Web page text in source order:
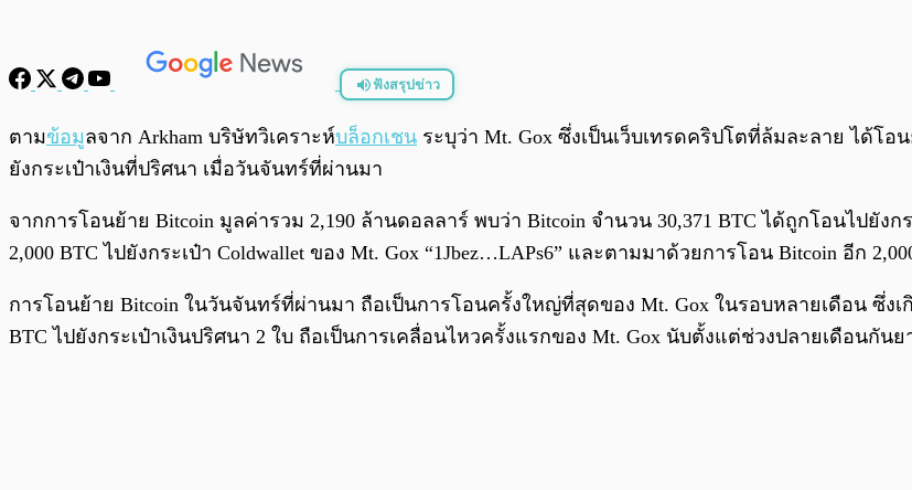
ฟังสรุปข่าว
ตามข้อมูลจาก Arkham บริษัทวิเคราะห์บล็อกเชน ระบุว่า Mt. Gox ซึ่งเป็นเว็บเทรดคริปโตที่ล้มละลาย ได้โอ
ยังกระเป๋าเงินที่ปริศนา เมื่อวันจันทร์ที่ผ่านมา
จากการโอนย้าย Bitcoin มูลค่ารวม 2,190 ล้านดอลลาร์ พบว่า Bitcoin จำนวน 30,371 BTC ได้ถูกโอนไปยัง
2,000 BTC ไปยังกระเป๋า Coldwallet ของ Mt. Gox “1Jbez…LAPs6” และตามมาด้วยการโอน Bitcoin อีก
การโอนย้าย Bitcoin ในวันจันทร์ที่ผ่านมา ถือเป็นการโอนครั้งใหญ่ที่สุดของ Mt. Gox ในรอบหลายเดือน ซึ่ง
BTC ไปยังกระเป๋าเงินปริศนา 2 ใบ ถือเป็นการเคลื่อนไหวครั้งแรกของ Mt. Gox นับตั้งแต่ช่วงปลายเดือนกันย